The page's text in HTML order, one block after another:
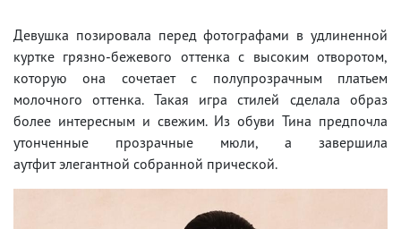
Девушка позировала перед фотографами в удлиненной
куртке грязно-бежевого оттенка с высоким отворотом,
которую она сочетает с полупрозрачным платьем
молочного оттенка. Такая игра стилей сделала образ
более интересным и свежим. Из обуви Тина предпочла
утонченные прозрачные мюли, а завершила
аутфит элегантной собранной прической.